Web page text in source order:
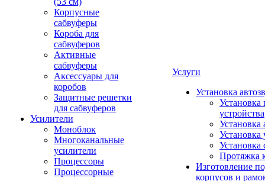
Корпусные
сабвуферы
Короба для
сабвуферов
Активные
сабвуферы
Аксессуары для
коробов
Защитные решетки
для сабвуферов
Усилители
Моноблок
Многоканальные
усилители
Процессоры
Процессорные
Услуги
Установка
Установка
устройства
Установка
Установка
Установка
Протяжка
Изготовление
корпусов и